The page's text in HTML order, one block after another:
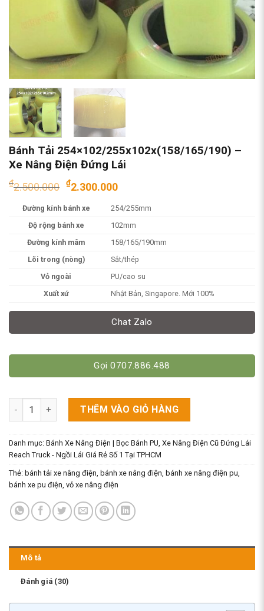
Bánh Tải 254×102/255x102x(158/165/190) –
Xe Nâng Điện Đứng Lái
₫2.500.000 Giá
là:
₫2.500.000.
₫2.300.000Giá
tại
là:
₫2.300.000.
Đường kính bánh xe
254/255mm
Độ rộng bánh xe
102mm
Đường kính mâm
158/165/190mm
Lõi trong (nòng)
Sắt/thép
Vỏ ngoài
PU/cao su
Xuất xứ
Nhật Bản, Singapore. Mới 100%
Chat Zalo
Gọi 0707.886.488
Bánh Tải 254x102/255x102x(158/165/190) - Xe Nâng Điện
THÊM VÀO GIỎ HÀNG
Danh mục: Bánh Xe Nâng Điện | Bọc Bánh PU, Xe Nâng Điện Cũ Đứng Lái
Reach Truck - Ngồi Lái Giá Rẻ Số 1 Tại TPHCM
Thẻ: bánh tải xe nâng điện, bánh xe nâng điện, bánh xe nâng điện pu,
bánh xe pu điện, vỏ xe nâng điện
Mô tả
Đánh giá (30)